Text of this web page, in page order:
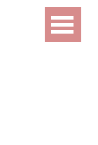
Перейти к контенту